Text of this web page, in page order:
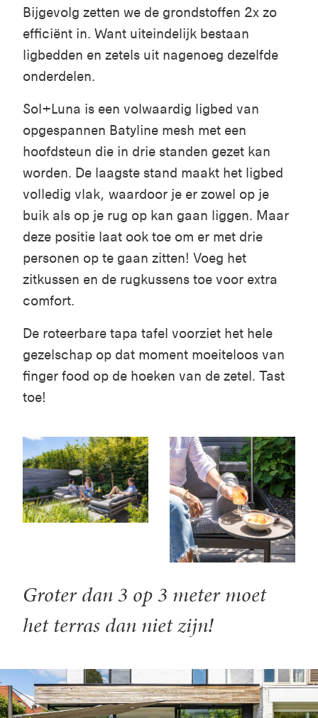
Bijgevolg zetten we de grondstoffen 2x zo
efficiënt in. Want uiteindelijk bestaan
ligbedden en zetels uit nagenoeg dezelfde
onderdelen.
Sol+Luna is een volwaardig ligbed van
opgespannen Batyline mesh met een
hoofdsteun die in drie standen gezet kan
worden. De laagste stand maakt het ligbed
volledig vlak, waardoor je er zowel op je
buik als op je rug op kan gaan liggen. Maar
deze positie laat ook toe om er met drie
personen op te gaan zitten! Voeg het
zitkussen en de rugkussens toe voor extra
comfort.
De roteerbare tapa tafel voorziet het hele
gezelschap op dat moment moeiteloos van
finger food op de hoeken van de zetel. Tast
toe!
Groter dan 3 op 3 meter moet
het terras dan niet zijn!